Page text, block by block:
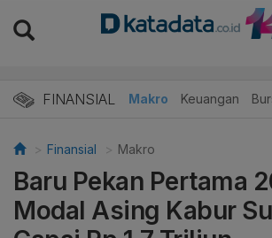
FINANSIAL Makro Keuangan
Finansial Makro
Baru Pekan Pertama
Modal Asing Kabur